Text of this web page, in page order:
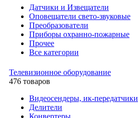
Датчики и Извещатели
Оповещатели свето-звуковые
Преобразователи
Приборы охранно-пожарные
Прочее
Все категории
Телевизионное оборудование
476 товаров
Видеосендеры, ик-передатчики
Делители
Конвертеры